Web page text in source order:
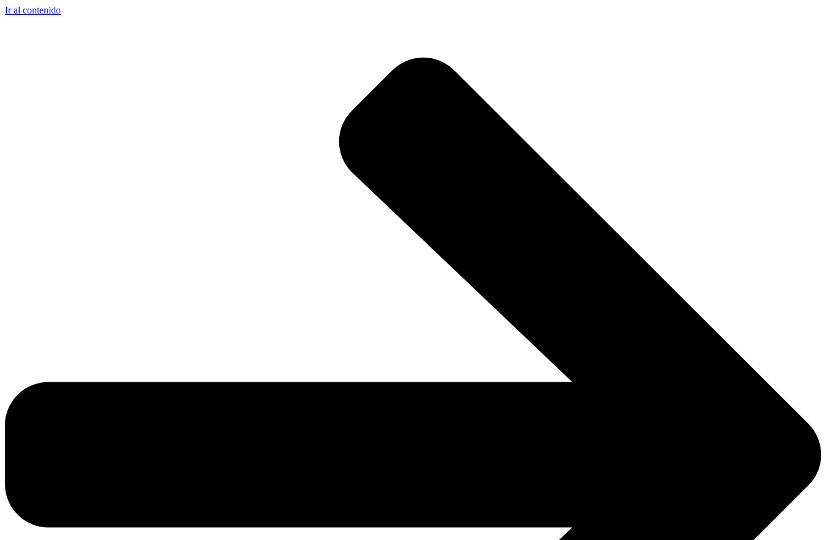
Ir al contenido